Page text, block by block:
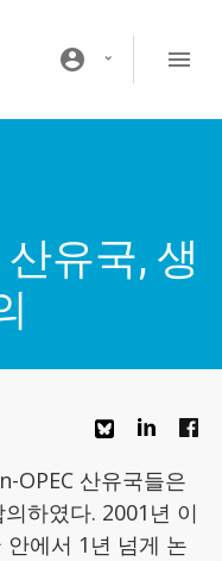
account_circle
산유국, 생
OPEC 산유국들은
하였다. 2001년 이
안에서 1년 넘게 논